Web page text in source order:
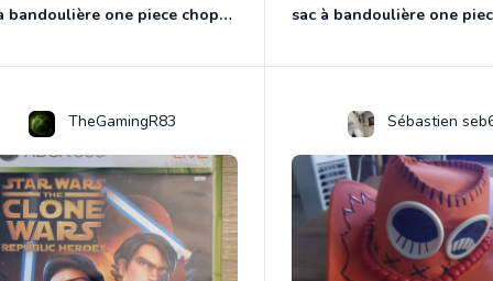
sac à bandoulière one piece chopper
sac à bandoulière one
TheGamingR83 Sébastien